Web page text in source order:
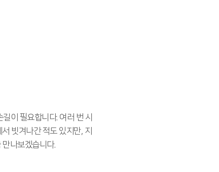
이 필요합니다. 여러 번 시
빗겨나간 적도 있지만, 지
나보겠습니다.